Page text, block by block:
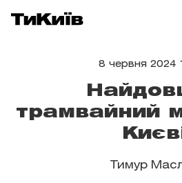
8 червня 2024
трамвайний
Тимур